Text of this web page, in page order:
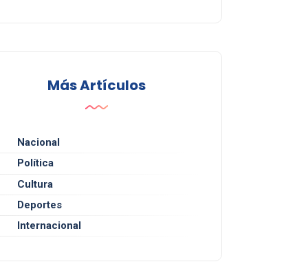
Más Artículos
Nacional
Política
Cultura
Deportes
Internacional